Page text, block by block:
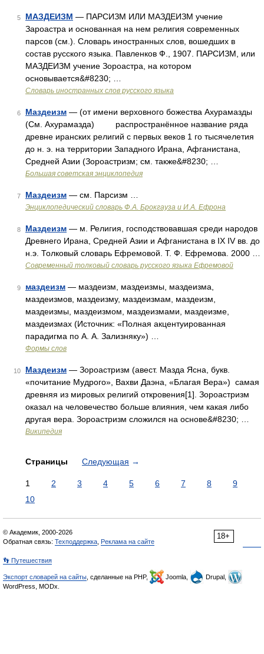
5 МАЗДЕИЗМ — ПАРСИЗМ ИЛИ МАЗДЕИЗМ учение
Зароастра и основанная на нем религия современных
парсов (см.). Словарь иностранных слов, вошедших в
состав русского языка. Павленков Ф., 1907. ПАРСИЗМ, или
МАЗДЕИЗМ учение Зороастра, на котором
основывается&#8230; …
Словарь иностранных слов русского языка
6 Маздеизм — (от имени верховного божества Ахурамазды
(См. Ахурамазда) распространённое название ряда
древне иранских религий с первых веков 1 го тысячелетия
до н. э. на территории Западного Ирана, Афганистана,
Средней Азии (Зороастризм; см. также&#8230; …
Большая советская энциклопедия
7 Маздеизм — см. Парсизм …
Энциклопедический словарь Ф.А. Брокгауза и И.А. Ефрона
8 Маздеизм — м. Религия, господствовавшая среди народов
Древнего Ирана, Средней Азии и Афганистана в IX IV вв. до
н.э. Толковый словарь Ефремовой. Т. Ф. Ефремова. 2000 …
Современный толковый словарь русского языка Ефремовой
9 маздеизм — маздеизм, маздеизмы, маздеизма,
маздеизмов, маздеизму, маздеизмам, маздеизм,
маздеизмы, маздеизмом, маздеизмами, маздеизме,
маздеизмах (Источник: «Полная акцентуированная
парадигма по А. А. Зализняку») …
Формы слов
10 Маздеизм — Зороастризм (авест. Мазда Ясна, букв.
«почитание Мудрого», Вахви Даэна, «Благая Вера») самая
древняя из мировых религий откровения[1]. Зороастризм
оказал на человечество больше влияния, чем какая либо
другая вера. Зороастризм сложился на основе&#8230; …
Википедия
Страницы Следующая →
1 2 3 4 5 6 7 8
9
10
18+
© Академик, 2000-2026
Обратная связь: Техподдержка Реклама на сайте
👣 Путешествия
Экспорт словарей на сайты , сделанные на PHP, Joomla,
Drupal,
WordPress, MODx.